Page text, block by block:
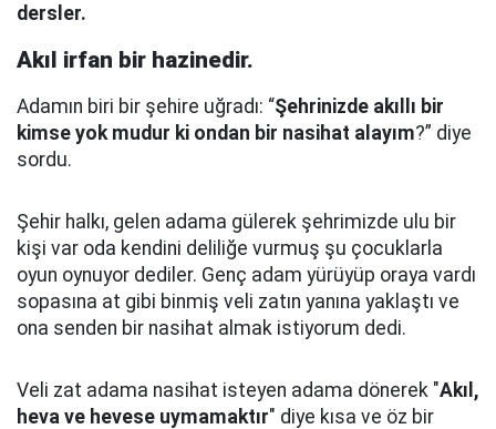
dersler.
Akıl irfan bir hazinedir.
Adamın biri bir şehire uğradı: “Şehrinizde akıllı bir
kimse yok mudur ki ondan bir nasihat alayım?” diye
sordu.
Şehir halkı, gelen adama gülerek şehrimizde ulu bir
kişi var oda kendini deliliğe vurmuş şu çocuklarla
oyun oynuyor dediler. Genç adam yürüyüp oraya vardı
sopasına at gibi binmiş veli zatın yanına yaklaştı ve
ona senden bir nasihat almak istiyorum dedi.
Veli zat adama nasihat isteyen adama dönerek "Akıl,
heva ve hevese uymamaktır" diye kısa ve öz bir